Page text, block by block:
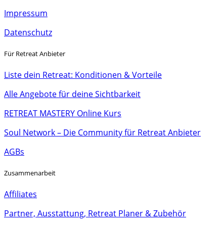
Impressum
Datenschutz
Für Retreat Anbieter
Liste dein Retreat: Konditionen & Vorteile
Alle Angebote für deine Sichtbarkeit
RETREAT MASTERY Online Kurs
Soul Network – Die Community für Retreat Anbieter
AGBs
Zusammenarbeit
Affiliates
Partner, Ausstattung, Retreat Planer & Zubehör